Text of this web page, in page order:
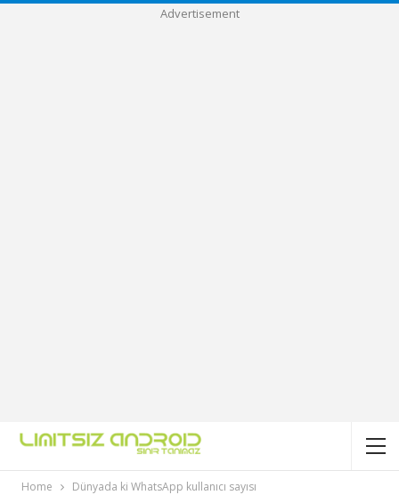
Advertisement
Home Dünyada ki WhatsApp kullanıcı sayısı